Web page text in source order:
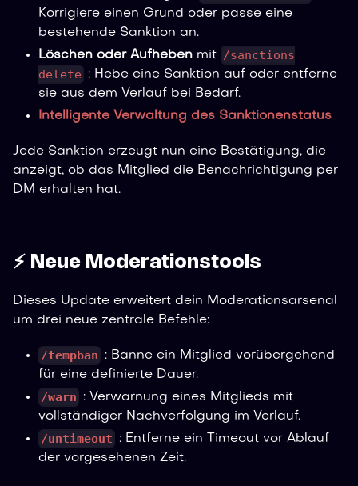
Korrigiere einen Grund oder passe eine
bestehende Sanktion an.
Löschen oder Aufheben mit /sanctions
delete : Hebe eine Sanktion auf oder entferne
sie aus dem Verlauf bei Bedarf.
Intelligente Verwaltung des Sanktionenstatus
Jede Sanktion erzeugt nun eine Bestätigung, die
anzeigt, ob das Mitglied die Benachrichtigung per
DM erhalten hat.
⚡ Neue Moderationstools
Dieses Update erweitert dein Moderationsarsenal
um drei neue zentrale Befehle:
/tempban
: Banne ein Mitglied vorübergehend
für eine definierte Dauer.
/warn
: Verwarnung eines Mitglieds mit
vollständiger Nachverfolgung im Verlauf.
/untimeout
: Entferne ein Timeout vor Ablauf
der vorgesehenen Zeit.